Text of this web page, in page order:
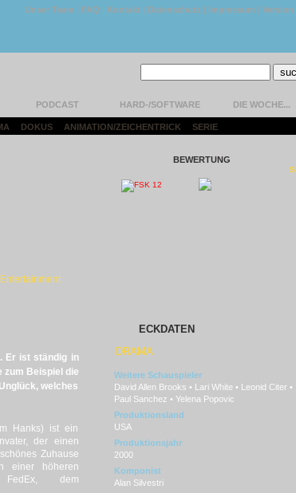
Unser Team | FAQ | Kontakt | Datenschutz | Impressum | Version
PODCAST HARD-/SOFTWARE DIE WOCHE...
DOKUS ANIMATION/ZEICHENTRICK SERIE
BEWERTUNG
Er ist ständig in
zum Beispiel die
welches
Hanks) ist ein
der einen
Zuhause
einer höheren
dem
ECKDATEN
DRAMA
Weitere Schauspieler
David Allen Brooks • Lari White • Leonid Citer •
Paul Sanchez • Yelena Popovic
Produktionsland
USA
Produktionsjahr
2000
Komponist
Alan Silvestri